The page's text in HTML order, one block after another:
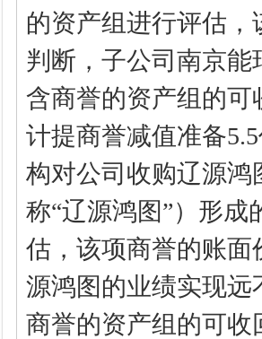
的资产组进行评估，
判断，子公司南京
含商誉的资产组的
计提商誉减值准备
构对公司收购辽源
称“辽源鸿图”）形
估，该项商誉的账面
源鸿图的业绩实现
商誉的资产组的可